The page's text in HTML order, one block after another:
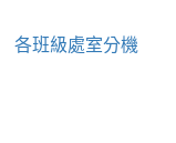
各班級處室分機